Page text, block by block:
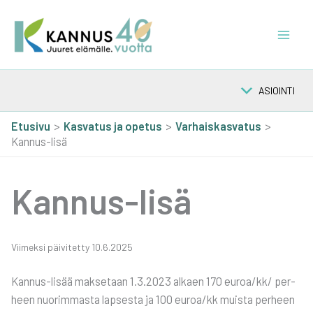
sisältöön
ASIOINTI
Etusivu Kas­va­tus ja ope­tus
Var­hais­kas­va­tus
Kannus-lisä
Kan­nus-lisä
Vii­mek­si päi­vi­tet­ty 10.6.2025
Kan­nus-lisää mak­se­taan 1.3.2023 alkaen 170 euroa/kk/ per­
heen nuo­rim­mas­ta lap­ses­ta ja 100 euroa/kk muis­ta per­heen